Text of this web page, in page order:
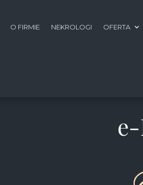
O FIRMIE NEKROLOGI OFERTA